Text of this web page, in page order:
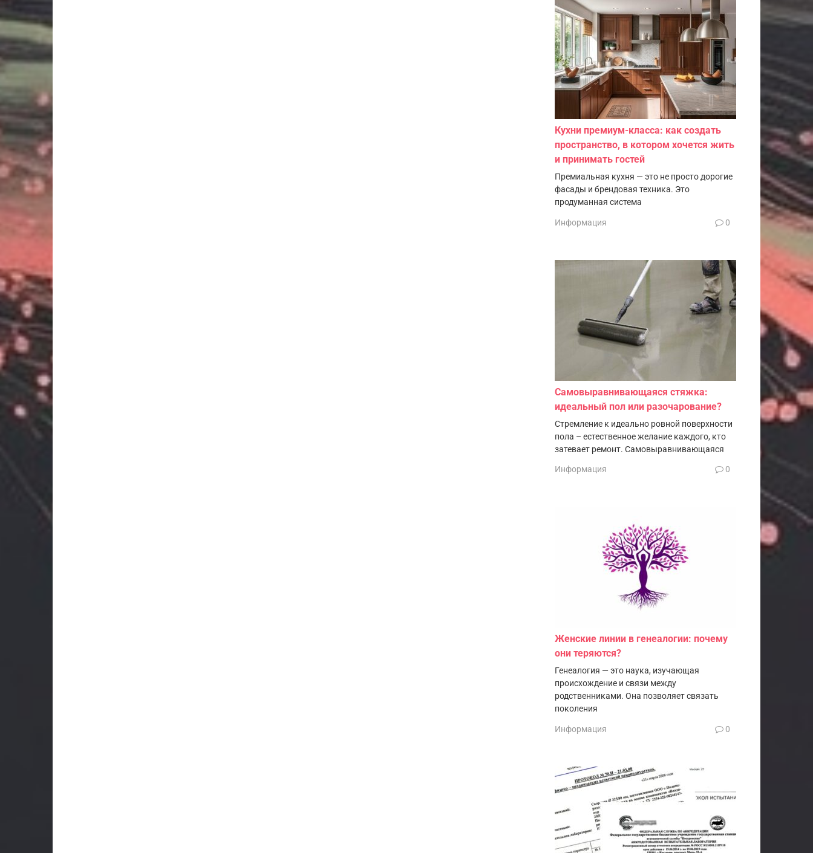
Кухни премиум-класса: как создать
пространство, в котором хочется жить
и принимать гостей
Премиальная кухня — это не просто дорогие
фасады и брендовая техника. Это
продуманная система
Информация 0
Самовыравнивающаяся стяжка:
идеальный пол или разочарование?
Стремление к идеально ровной поверхности
пола – естественное желание каждого, кто
затевает ремонт. Самовыравнивающаяся
Информация 0
Женские линии в генеалогии: почему
они теряются?
Генеалогия — это наука, изучающая
происхождение и связи между
родственниками. Она позволяет связать
поколения
Информация 0